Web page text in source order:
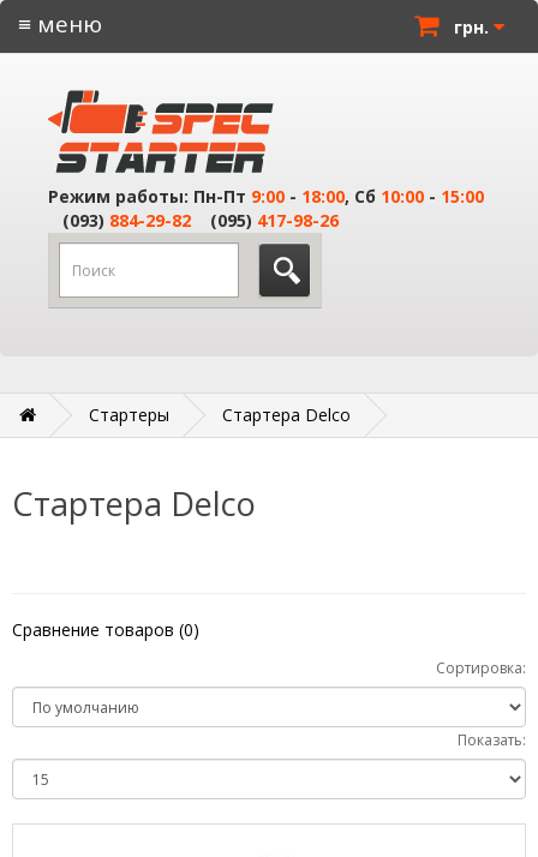
грн.
≡ меню
Режим работы: Пн-Пт 9:00 - 18:00, Сб 10:00 - 15:00
(093) 884-29-82 (095) 417-98-26
Стартеры Стартера Delco
Стартера Delco
Сравнение товаров (0)
Сортировка:
Показать: